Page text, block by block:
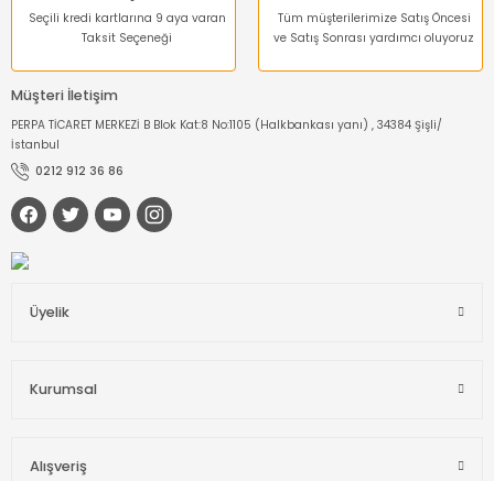
Seçili kredi kartlarına 9 aya varan
Taksit Seçeneği
Tüm müşterilerimize Satış Öncesi
ve Satış Sonrası yardımcı oluyoruz
Müşteri İletişim
PERPA TİCARET MERKEZİ B Blok Kat:8 No:1105 (Halkbankası yanı) , 34384 Şişli/
İstanbul
0212 912 36 86
Üyelik
Kurumsal
Alışveriş